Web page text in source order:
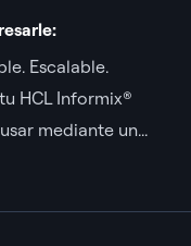
Escalable.
HCL Informix®
mediante un...